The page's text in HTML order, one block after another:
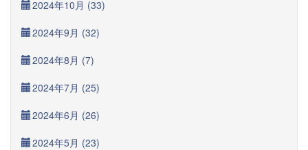
2024年10月 (33)
2024年9月 (32)
2024年8月 (7)
2024年7月 (25)
2024年6月 (26)
2024年5月 (23)